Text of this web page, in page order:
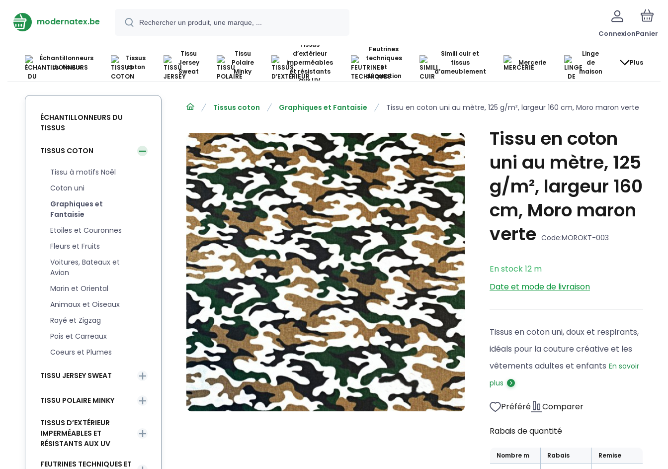
modernatex.be
ConnexionPanier
Échantillonneurs
du tissus
Tissus
coton
Tissu
Jersey
Sweat
Tissu
Polaire
Minky
Tissus
d’extérieur
imperméables
et résistants
aux UV
Feutrines
techniques
et
décoration
Simili cuir et
tissus
d’ameublement
Mercerie
Linge
de
maison
Plus
Tissus coton Graphiques et Fantaisie Tissu en coton uni au mètre, 125 g/m², largeur 160 cm, Moro maron verte
Tissu en coton
uni au mètre, 125
g/m², largeur 160
cm, Moro maron
verte Code:MOROKT-003
En stock12 m
Date et mode de livraison
Tissus en coton uni, doux et respirants,
idéals pour la couture créative et les
vêtements adultes et enfants En savoir
plus
Préféré Comparer
Rabais de quantité
Nombre m Rabais
Remise
ÉCHANTILLONNEURS DU
TISSUS
TISSUS COTON
Tissu à motifs Noël
Coton uni
Graphiques et
Fantaisie
Etoiles et Couronnes
Fleurs et Fruits
Voitures, Bateaux et
Avion
Marin et Oriental
Animaux et Oiseaux
Rayé et Zigzag
Pois et Carreaux
Coeurs et Plumes
TISSU JERSEY SWEAT
TISSU POLAIRE MINKY
TISSUS D’EXTÉRIEUR
IMPERMÉABLES ET
RÉSISTANTS AUX UV
FEUTRINES TECHNIQUES ET